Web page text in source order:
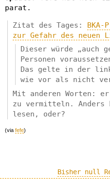
parat.
Zitat des Tages:
zur Gefahr des neuen
Dieser würde „auch
Personen
Das gelte in der
wie vor als nicht
Mit anderen Worten:
zu vermitteln. Anders
lesen, oder?
(via fefe)
Bisher null